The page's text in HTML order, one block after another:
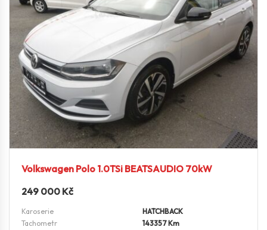
Volkswagen Polo 1.0TSi BEATSAUDIO 70kW
249 000 Kč
Karoserie
HATCHBACK
Tachometr
143357 Km